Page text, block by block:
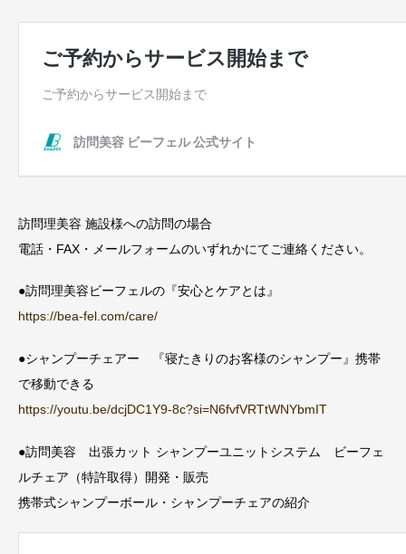
訪問理美容 施設様への訪問の場合
電話・FAX・メールフォームのいずれかにてご連絡ください。
●訪問理美容ビーフェルの『安心とケアとは』
https://bea-fel.com/care/
●シャンプーチェアー 『寝たきりのお客様のシャンプー』携帯
で移動できる
https://youtu.be/dcjDC1Y9-8c?si=N6fvfVRTtWNYbmIT
●訪問美容 出張カット シャンプーユニットシステム ビーフェ
ルチェア（特許取得）開発・販売
携帯式シャンプーボール・シャンプーチェアの紹介